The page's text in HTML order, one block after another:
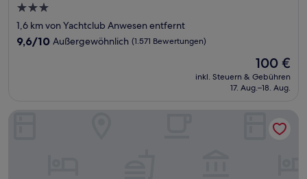
3.0-
Sterne-
Unterkunft
1,6 km von Yachtclub Anwesen entfernt
9.6
9,6/10 Außergewöhnlich (1.571 Bewertungen)
Der
Preis
beträgt
100 €
inkl. Steuern & Gebühren
17. Aug.–18. Aug.
iBeach Resort